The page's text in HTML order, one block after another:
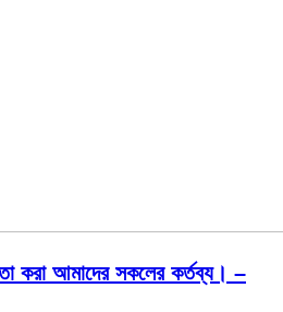
করা আমাদের সকলের কর্তব্য। –